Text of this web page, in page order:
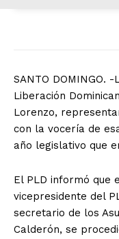
SANTO DOMINGO.
Liberación
Lorenzo,
con la vocería de
año legislativo que
El PLD informó que
vicepresidente del
secretario de los
Calderón, se